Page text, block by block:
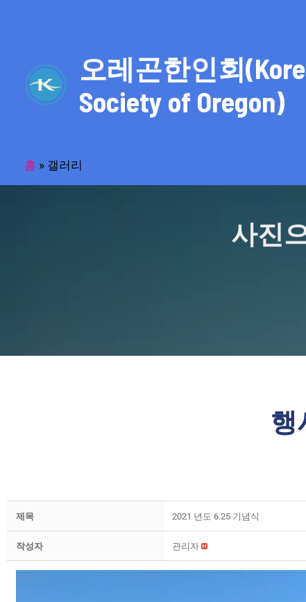
오레곤한인회
Society of Oregon)
홈 » 갤러리
사진
행
제목 2021 년도 6.25 기념식
작성자 관리자